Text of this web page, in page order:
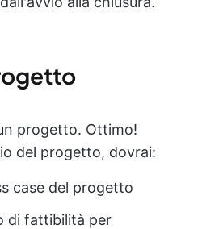
progetto. Ottimo!
del progetto, dovrai:
case del progetto
di fattibilità per